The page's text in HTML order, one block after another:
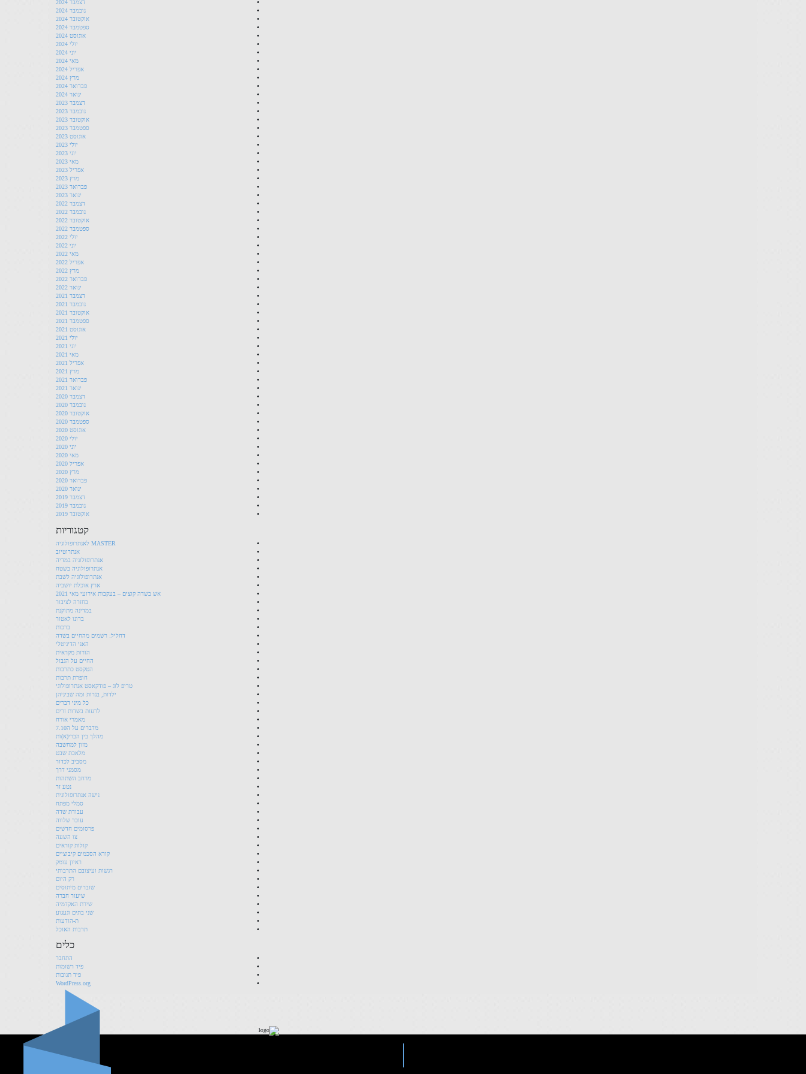
דצמבר 2024
נובמבר 2024
אוקטובר 2024
ספטמבר 2024
אוגוסט 2024
יולי 2024
יוני 2024
מאי 2024
אפריל 2024
מרץ 2024
פברואר 2024
ינואר 2024
דצמבר 2023
נובמבר 2023
אוקטובר 2023
ספטמבר 2023
אוגוסט 2023
יולי 2023
יוני 2023
מאי 2023
אפריל 2023
מרץ 2023
פברואר 2023
ינואר 2023
דצמבר 2022
נובמבר 2022
אוקטובר 2022
ספטמבר 2022
יולי 2022
יוני 2022
מאי 2022
אפריל 2022
מרץ 2022
פברואר 2022
ינואר 2022
דצמבר 2021
נובמבר 2021
אוקטובר 2021
ספטמבר 2021
אוגוסט 2021
יולי 2021
יוני 2021
מאי 2021
אפריל 2021
מרץ 2021
פברואר 2021
ינואר 2021
דצמבר 2020
נובמבר 2020
אוקטובר 2020
ספטמבר 2020
אוגוסט 2020
יולי 2020
יוני 2020
מאי 2020
אפריל 2020
מרץ 2020
פברואר 2020
ינואר 2020
דצמבר 2019
נובמבר 2019
אוקטובר 2019
קטגוריות
MASTER לאנתרופולוגיה
אנתרוטיוב
אנתרופולוגיה במדיה
אנתרופולוגיה בשטח
אנתרופולוגיה לשבת
ארץ אוכלת יושביה
אש בשדה קוצים – בעקבות אירועי מאי 2021
בחזרה לציבור
במדינה מתוקנת
ברונו לאטור
ברכות
דחליל: רשמים מהחיים בשדה
האני הדיגיטלי
הורות מקראית
החיים על הגבול
הטקסט כתרבות
חופרת תרבות
טריפ לוג – פודקאסט אנתרופולוגי
ילדות, בגרות ומה שביניהן
כל מיני דברים
לרעות בשדות זרים
מאמרי אורח
מדברים על ה7.10
מהלך בין הברי(א)ות
מזון למחשבה
מלאכת שבט
מסביב לכדור
מסמני דרך
מרחב השתהות
נטע זר
נישה אנתרופולוגית
סמלי מפתח
עבודת שדה
עוכר שלווה
פרסומים חדשים
צו השעה
קולות קוראים
קורא הסכמים קיבוציים
ראיון עומק
רגשות ועיצובם התרבותי
רק היום
שוברים מיתוסים
שיעור חברה
שירת האקדמיה
שני בתים וגעגוע
ת-הודעות
תרבות האוכל
כלים
התחבר
פיד רשומות
פיד תגובות
WordPress.org